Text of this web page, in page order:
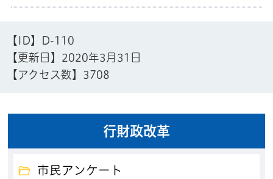
【ID】
D-110
【更新日】 2020年3月31日
【アクセス数】 3708
行財政改革
市民アンケート